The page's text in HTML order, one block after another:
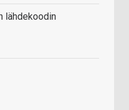
lähdekoodin